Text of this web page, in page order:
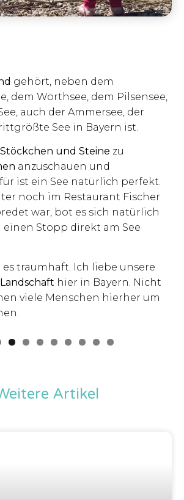
gehört, neben dem
dem Wörthsee, dem Pilsensee,
auch der Ammersee, der
See in Bayern ist.
Stöckchen und Steine zu
anzuschauen und
ist ein See natürlich perfekt.
noch im Restaurant Fischer
war, bot es sich natürlich
Stopp direkt am See
traumhaft. Ich liebe unsere
hier in Bayern. Nicht
viele Menschen hierher um
Artikel